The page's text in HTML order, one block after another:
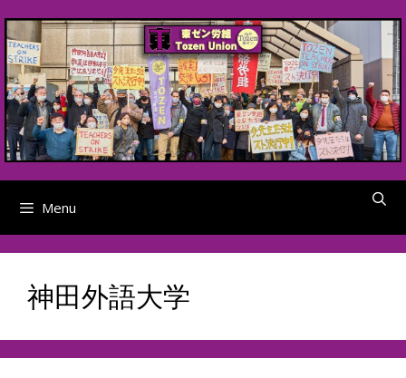
to
content
Menu
神田外語大学